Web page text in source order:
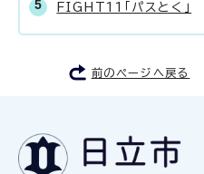
FIGHT11「パスとく」
前のページへ戻る